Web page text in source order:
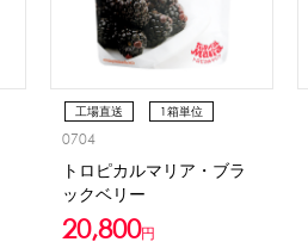
工場直送
1箱単位
冷凍
0704
トロピカルマリア・ブラ
ックベリー
20,800円